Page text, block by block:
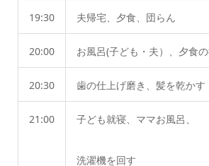
19:30 夫帰宅、夕食、団らん
20:00 お風呂(子ども・夫）、夕食
20:30 歯の仕上げ磨き、髪を乾かす
21:00 子ども就寝、ママお風呂、
洗濯機を回す